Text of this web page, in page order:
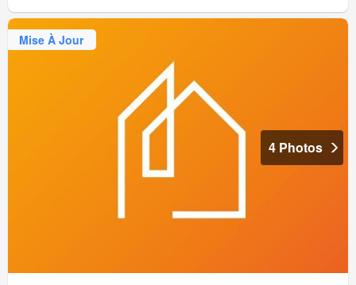
Mise À Jour
4 Photos